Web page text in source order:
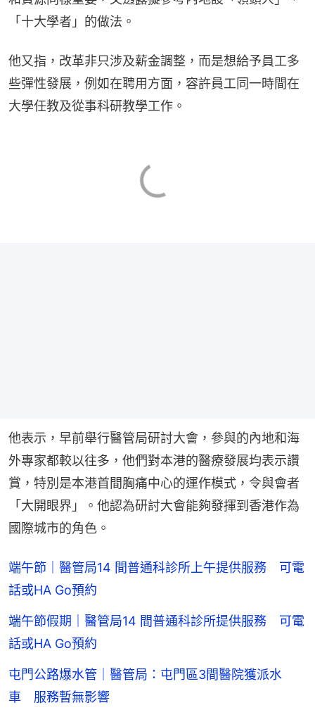
「十大學者」的做法。
他又指，改革非只涉及薪金調整，而是想給予員工多
些彈性發展，例如在聘用方面，容許員工同一時間在
大學任教及從事科研教學工作。
他表示，早前舉行醫管局研討大會，參與的內地和海
外專家都較以往多，他們對本港的醫療發展均表示讚
賞，特別是本港首間胸痛中心的運作模式，令與會者
「大開眼界」。他認為研討大會能夠發揮到香港作為
國際城市的角色。
端午節｜醫管局14 間普通科診所上午提供服務 可電
話或HA Go預約
端午節假期｜醫管局14 間普通科診所提供服務 可電
話或HA Go預約
屯門公路爆水管｜醫管局：屯門區3間醫院獲派水
車 服務暫無影響